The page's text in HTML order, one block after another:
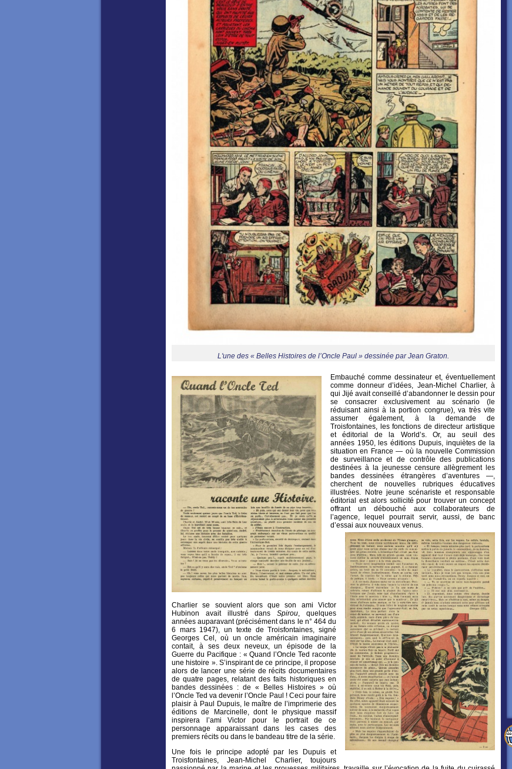
L'une des « Belles Histoires de l’Oncle Paul » dessinée par Jean Graton.
Embauché comme dessinateur et, éventuellement
comme donneur d’idées, Jean-Michel Charlier, à
qui Jijé avait conseillé d’abandonner le dessin pour
se consacrer exclusivement au scénario (le
réduisant ainsi à la portion congrue), va très vite
assumer également, à la demande de
Troisfontaines, les fonctions de directeur artistique
et éditorial de la World’s. Or, au seuil des
années 1950, les éditions Dupuis, inquiètes de la
situation en France — où la nouvelle Commission
de surveillance et de contrôle des publications
destinées à la jeunesse censure allègrement les
bandes dessinées étrangères d’aventures —,
cherchent de nouvelles rubriques éducatives
illustrées. Notre jeune scénariste et responsable
éditorial est alors sollicité pour trouver un concept
offrant un débouché aux collaborateurs de
l’agence, lequel pourrait servir, aussi, de banc
d’essai aux nouveaux venus.
Charlier se souvient alors que son ami Victor
Hubinon avait illustré dansSpirou, quelques
années auparavant (précisément dans le n° 464 du
6 mars 1947), un texte de Troisfontaines, signé
Georges Cel, où un oncle américain imaginaire
contait, à ses deux neveux, un épisode de la
Guerre du Pacifique : « Quand l’Oncle Ted raconte
une histoire ». S’inspirant de ce principe, il propose
alors de lancer une série de récits documentaires
de quatre pages, relatant des faits historiques en
bandes dessinées : de « Belles Histoires » où
l’Oncle Ted va devenir l’Oncle Paul ! Ceci pour faire
plaisir à Paul Dupuis, le maître de l’imprimerie des
éditions de Marcinelle, dont le physique massif
inspirera l’ami Victor pour le portrait de ce
personnage apparaissant dans les cases des
premiers récits ou dans le bandeau titre de la série.
Une fois le principe adopté par les Dupuis et
Troisfontaines, Jean-Michel Charlier, toujours